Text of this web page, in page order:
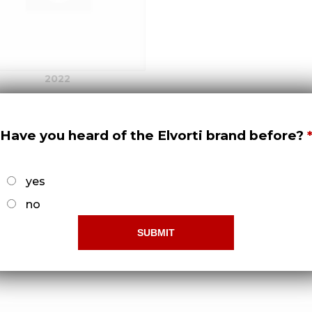
2022
получить права доступа нужно -
Have you heard of the Elvorti brand before?
yes
no